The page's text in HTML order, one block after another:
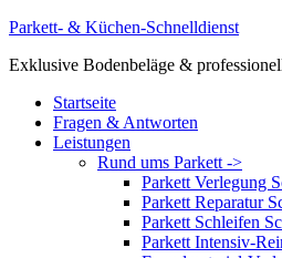
Zum
springen
Parkett- & Küchen-Schnelldienst
Exklusive Bodenbeläge &
Menü
Startseite
Fragen & Antworten
Leistungen
Rund ums Parkett ->
Parkett Verlegung
Parkett Reparatur
Parkett Schleifen
Parkett Intensiv-